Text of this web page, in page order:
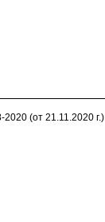
(от 21.11.2020 г.)